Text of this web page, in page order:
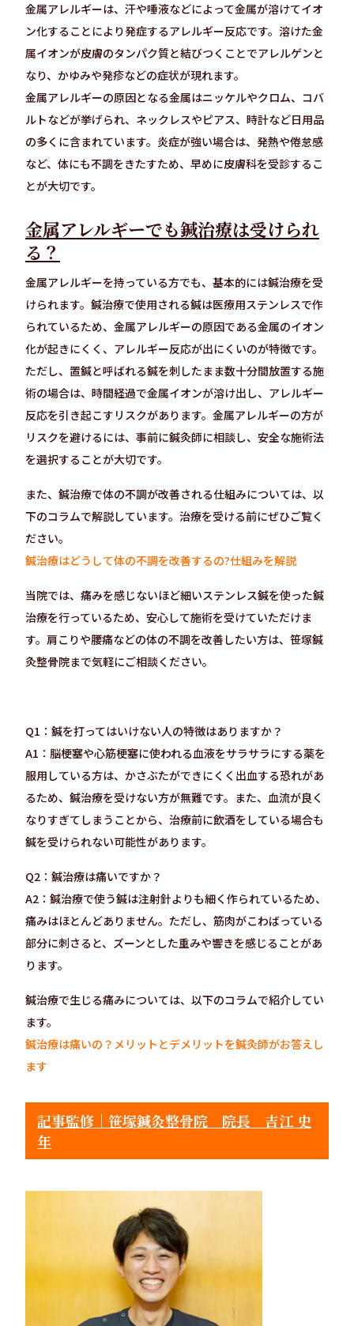
金属アレルギーは、汗や唾液などによって金属が溶けてイオ
ン化することにより発症するアレルギー反応です。溶けた金
属イオンが皮膚のタンパク質と結びつくことでアレルゲンと
なり、かゆみや発疹などの症状が現れます。
金属アレルギーの原因となる金属はニッケルやクロム、コバ
ルトなどが挙げられ、ネックレスやピアス、時計など日用品
の多くに含まれています。炎症が強い場合は、発熱や倦怠感
など、体にも不調をきたすため、早めに皮膚科を受診するこ
とが大切です。
金属アレルギーでも鍼治療は受けられ
る？
金属アレルギーを持っている方でも、基本的には鍼治療を受
けられます。鍼治療で使用される鍼は医療用ステンレスで作
られているため、金属アレルギーの原因である金属のイオン
化が起きにくく、アレルギー反応が出にくいのが特徴です。
ただし、置鍼と呼ばれる鍼を刺したまま数十分間放置する施
術の場合は、時間経過で金属イオンが溶け出し、アレルギー
反応を引き起こすリスクがあります。金属アレルギーの方が
リスクを避けるには、事前に鍼灸師に相談し、安全な施術法
を選択することが大切です。
また、鍼治療で体の不調が改善される仕組みについては、以
下のコラムで解説しています。治療を受ける前にぜひご覧く
ださい。
鍼治療はどうして体の不調を改善するの?仕組みを解説
当院では、痛みを感じないほど細いステンレス鍼を使った鍼
治療を行っているため、安心して施術を受けていただけま
す。肩こりや腰痛などの体の不調を改善したい方は、笹塚鍼
灸整骨院まで気軽にご相談ください。
Q1：鍼を打ってはいけない人の特徴はありますか？
A1：脳梗塞や心筋梗塞に使われる血液をサラサラにする薬を
服用している方は、かさぶたができにくく出血する恐れがあ
るため、鍼治療を受けない方が無難です。また、血流が良く
なりすぎてしまうことから、治療前に飲酒をしている場合も
鍼を受けられない可能性があります。
Q2：鍼治療は痛いですか？
A2：鍼治療で使う鍼は注射針よりも細く作られているため、
痛みはほとんどありません。ただし、筋肉がこわばっている
部分に刺さると、ズーンとした重みや響きを感じることがあ
ります。
鍼治療で生じる痛みについては、以下のコラムで紹介してい
ます。
鍼治療は痛いの？メリットとデメリットを鍼灸師がお答えし
ます
記事監修｜笹塚鍼灸整骨院 院長 吉江 史
年